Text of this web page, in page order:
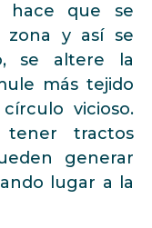
hace que se
zona y así se
se altere la
más tejido
vicioso.
tener tractos
generar
lugar a la